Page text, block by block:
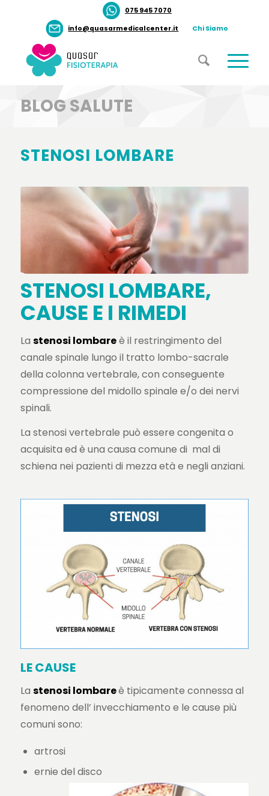
075 945 7070
info@quasarmedicalcenter.it
Chi Siamo
BLOG SALUTE
STENOSI LOMBARE
STENOSI LOMBARE,
CAUSE E I RIMEDI
La stenosi lombareè il restringimento del
canale spinale lungo il tratto lombo-sacrale
della colonna vertebrale, con conseguente
compressione del midollo spinale e/o dei nervi
spinali.
La stenosi vertebrale può essere congenita o
acquisita ed è una causa comune di mal di
schiena nei pazienti di mezza età e negli anziani.
LE CAUSE
La stenosi lombareè tipicamente connessa al
fenomeno dell’ invecchiamento e le cause più
comuni sono:
artrosi
ernie del disco